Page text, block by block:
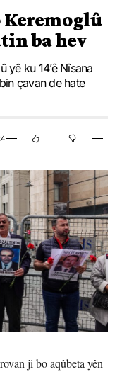
Keremoglû
ba hev
yê ku 14’ê Nîsana
çavan de hate
ji bo aqûbeta yên